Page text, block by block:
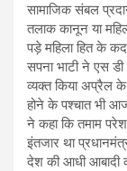
सामाजिक संबल
तलाक कानून या
पड़े महिला हित के
सपना भाटी ने एस
व्यक्त किया अप्रैल के
होने के पश्चात भी
ने कहा कि तमाम
इंतजार था
देश की आधी आबादी